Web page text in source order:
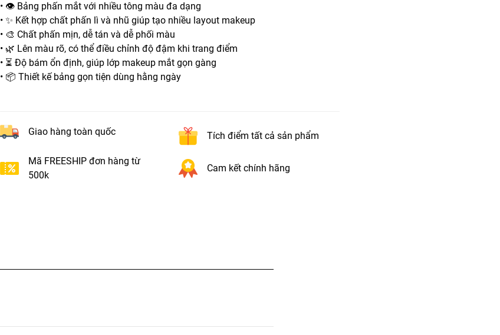
• 👁️ Bảng phấn mắt với nhiều tông màu đa dạng
• ✨ Kết hợp chất phấn lì và nhũ giúp tạo nhiều layout makeup
• 🎨 Chất phấn mịn, dễ tán và dễ phối màu
• 🌿 Lên màu rõ, có thể điều chỉnh độ đậm khi trang điểm
• ⏳ Độ bám ổn định, giúp lớp makeup mắt gọn gàng
• 📦 Thiết kế bảng gọn tiện dùng hằng ngày
Giao hàng toàn quốc Tích điểm tất cả sản phẩm
Mã FREESHIP đơn hàng từ
500k
Cam kết chính hãng